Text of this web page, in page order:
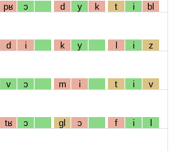
pʁ ɔ d y k t i bl
d i k y l i z
v ɔ m i t i v
tʁ ɔ gl ɔ f i l